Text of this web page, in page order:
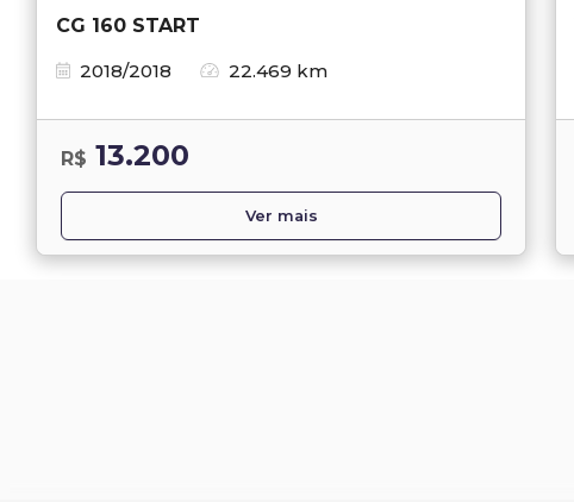
CG 160 START
2018/2018
22.469 km
R$ 13.200
Ver mais